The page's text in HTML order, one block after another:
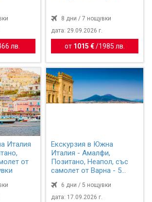
лв.
8 дни / 7 нощувки
дата: 29.09.2026 г.
от 1015 €/ 1985 лв.
Италия
от
Екскурзия в Южна
Италия - Амалфи,
Позитано, Неапол, със
самолет от Варна - 5
6 дни / 5 нощувки
дата: 17.09.2026 г.